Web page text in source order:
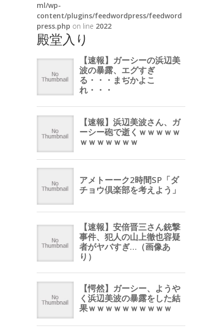
ml/wp-
content/plugins/feedwordpress/feedword
press.php on line 2022
殿堂入り